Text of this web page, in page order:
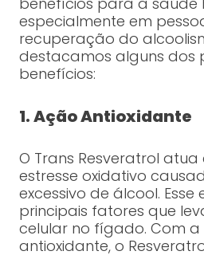
especialmente em
recuperação do
destacamos alguns dos
benefícios:
1. Ação Antioxidante
O Trans Resveratrol
estresse oxidativo
excessivo de álcool. Esse
principais fatores que
celular no fígado. Com
antioxidante, o